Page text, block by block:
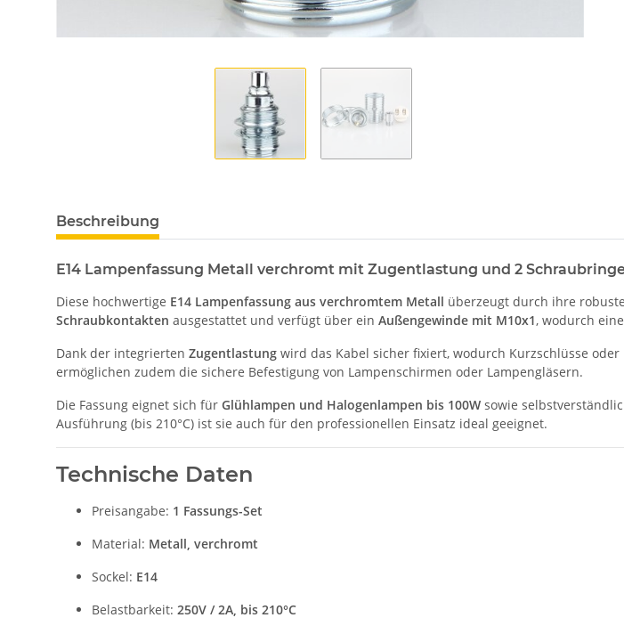
Beschreibung
E14 Lampenfassung Metall verchromt mit Zugentlastung und 2
Diese hochwertige E14 Lampenfassung aus verchromtem Metall überzeugt durch ihre
Schraubkontakten ausgestattet und verfügt über ein Außengewinde mit M10x1, wodurch
Dank der integrierten Zugentlastung wird das Kabel sicher fixiert, wodurch Kurzschlüsse
ermöglichen zudem die sichere Befestigung von Lampenschirmen oder Lampengläsern.
Die Fassung eignet sich für Glühlampen und Halogenlampen bis 100W sowie
Ausführung (bis 210°C) ist sie auch für den professionellen Einsatz ideal geeignet.
Technische Daten
Preisangabe: 1 Fassungs-Set
Material: Metall, verchromt
Sockel: E14
Belastbarkeit: 250V / 2A, bis 210°C